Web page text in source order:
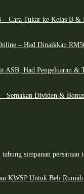
– Cara Tukar ke Kelas B &
– Had Dinaikkan
ASB, Had Pengeluaran &
Semakan Dividen &
simpanan persaraan
KWSP Untuk Beli